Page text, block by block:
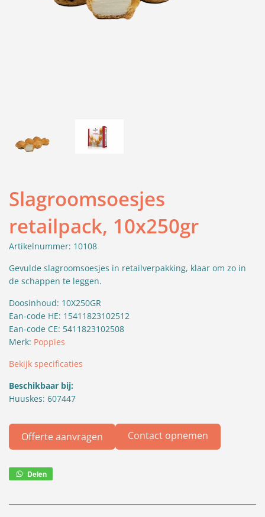
Slagroomsoesjes
retailpack, 10x250gr
Artikelnummer: 10108
Gevulde slagroomsoesjes in retailverpakking, klaar om zo in
de schappen te leggen.
Doosinhoud: 10X250GR
Ean-code HE: 15411823102512
Ean-code CE: 5411823102508
Merk: Poppies
Bekijk specificaties
Beschikbaar bij:
Huuskes: 607447
Offerte aanvragen Contact opnemen
Delen